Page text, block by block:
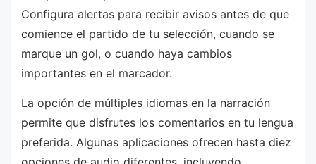
Configura alertas para recibir avisos antes de que
comience el partido de tu selección, cuando se
marque un gol, o cuando haya cambios
importantes en el marcador.
La opción de múltiples idiomas en la narración
permite que disfrutes los comentarios en tu lengua
preferida. Algunas aplicaciones ofrecen hasta diez